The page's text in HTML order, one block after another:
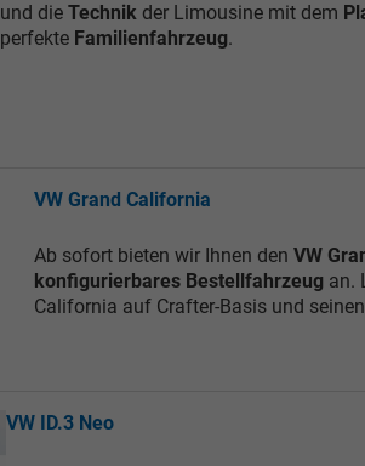
und die Technikder Limousine mit dem
perfekte Familienfahrzeug.
VW Grand California
Ab sofort bieten wir Ihnen den VW
konfigurierbares Bestellfahrzeug an.
California auf Crafter-Basis und
VW ID.3 Neo